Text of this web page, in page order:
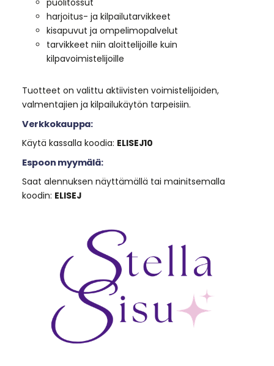
harjoitus- ja kilpailutarvikkeet
kisapuvut ja ompelimopalvelut
tarvikkeet niin aloittelijoille kuin
kilpavoimistelijoille
Tuotteet on valittu aktiivisten voimistelijoiden,
valmentajien ja kilpailukäytön tarpeisiin.
Verkkokauppa:
Käytä kassalla koodia: ELISEJ10
Espoon myymälä:
Saat alennuksen näyttämällä tai mainitsemalla
koodin: ELISEJ